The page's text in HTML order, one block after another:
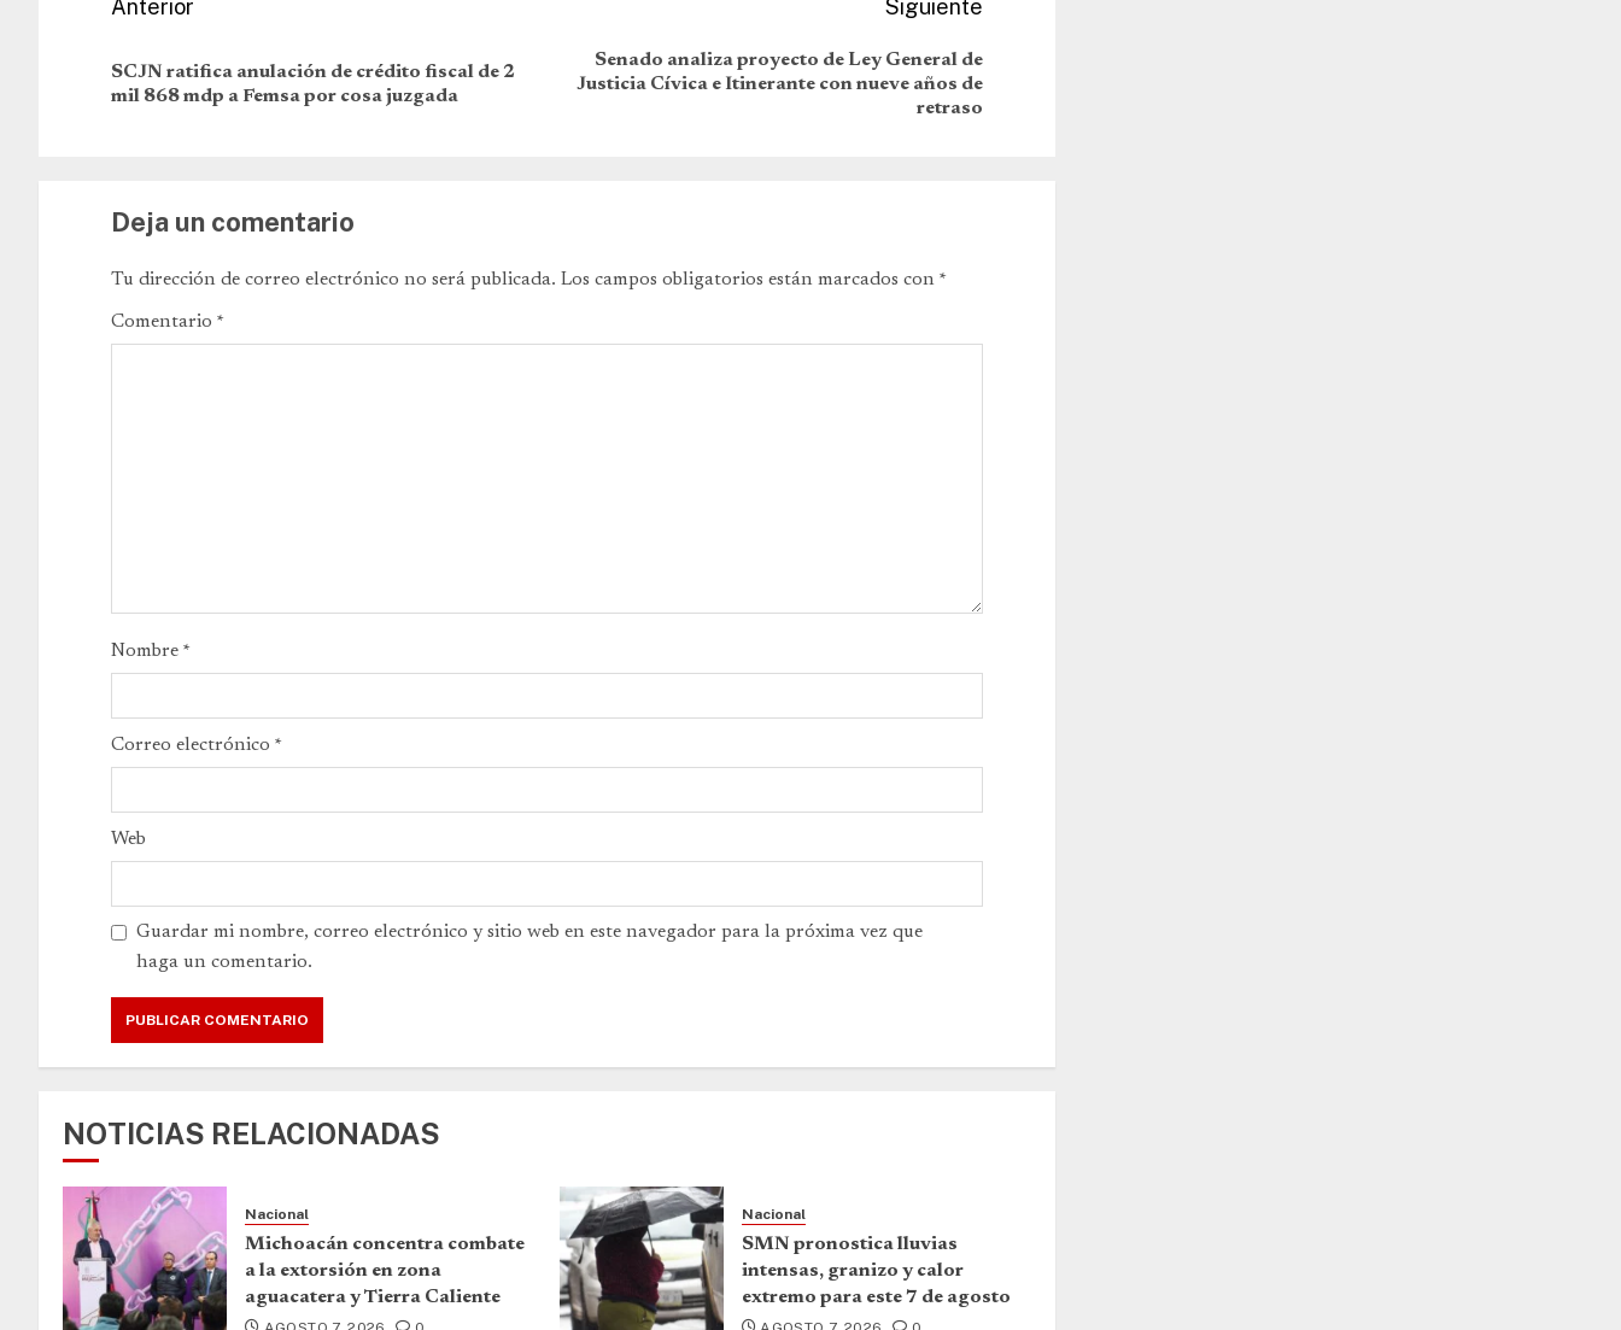
Anterior
SCJN ratifica anulación de crédito fiscal de 2
mil 868 mdp a Femsa por cosa juzgada
Siguiente
Senado analiza proyecto de Ley General de
Justicia Cívica e Itinerante con nueve años de
retraso
Deja un comentario
Tu dirección de correo electrónico no será publicada. Los campos obligatorios están marcados con *
Comentario *
Nombre *
Correo electrónico *
Web
Guardar mi nombre, correo electrónico y sitio web en este navegador para la próxima vez que
haga un comentario.
NOTICIAS RELACIONADAS
Nacional
Michoacán concentra combate
a la extorsión en zona
aguacatera y Tierra Caliente
Nacional
SMN pronostica lluvias
intensas, granizo y calor
extremo para este 7 de agosto